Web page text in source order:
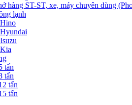
hàng ST-ST, xe, máy chuyên dùng
lạnh
tấn
tấn
tấn
tấn